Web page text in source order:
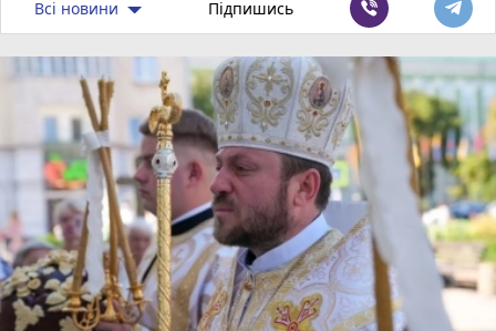
Всі новини Підпишись